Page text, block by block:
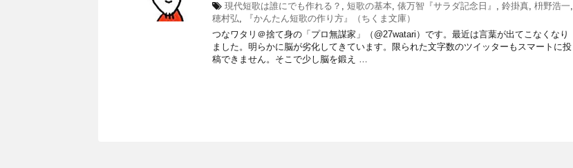
現代短歌は誰にでも作れる？ , 短歌の基本, 俵万智『サラダ記念日』 , 鈴掛真, 枡野浩一,
穂村弘,
『かんたん短歌の作り方』（ちくま文庫）
つなワタリ＠捨て身の「プロ無謀家」（@27watari）です。最近は言葉が出てこなくなり
ました。明らかに脳が劣化してきています。限られた文字数のツイッターもスマートに投
稿できません。そこで少し脳を鍛え …